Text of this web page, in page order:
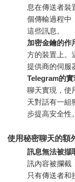
息在傳送者裝
個傳輸過程中
這些訊息。
加密金鑰的作
方的裝置上。
提供商的伺服
Telegram的
聊天實現，使
天對話有一組
步提高安全性。
使用秘密聊天的額
訊息無法被擷
訊內容被攔截
只有傳送者和